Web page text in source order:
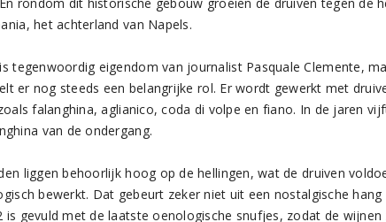
het achterland van Napels.
tegenwoordig eigendom van journalist Pasquale Clemente,
er nog steeds een belangrijke rol. Er wordt gewerkt met
falanghina, aglianico, coda di volpe en fiano. In de jaren
van de ondergang.
liggen behoorlijk hoog op de hellingen, wat de druiven
bewerkt. Dat gebeurt zeker niet uit een nostalgische
is gevuld met de laatste oenologische snufjes, zodat de